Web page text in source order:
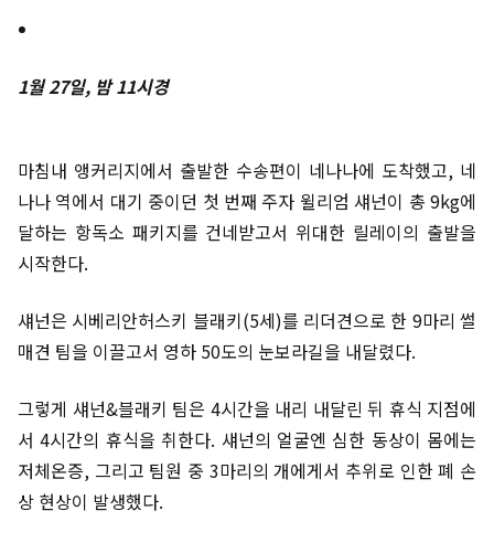
1월 27일, 밤 11시경
마침내 앵커리지에서 출발한 수송편이 네나나에 도착했고, 네
나나 역에서 대기 중이던 첫 번째 주자 윌리엄 섀넌이 총 9kg에
달하는 항독소 패키지를 건네받고서 위대한 릴레이의 출발을
시작한다.
섀넌은 시베리안허스키 블래키(5세)를 리더견으로 한 9마리 썰
매견 팀을 이끌고서 영하 50도의 눈보라길을 내달렸다.
그렇게 섀넌&블래키 팀은 4시간을 내리 내달린 뒤 휴식 지점에
서 4시간의 휴식을 취한다. 섀넌의 얼굴엔 심한 동상이 몸에는
저체온증, 그리고 팀원 중 3마리의 개에게서 추위로 인한 폐 손
상 현상이 발생했다.